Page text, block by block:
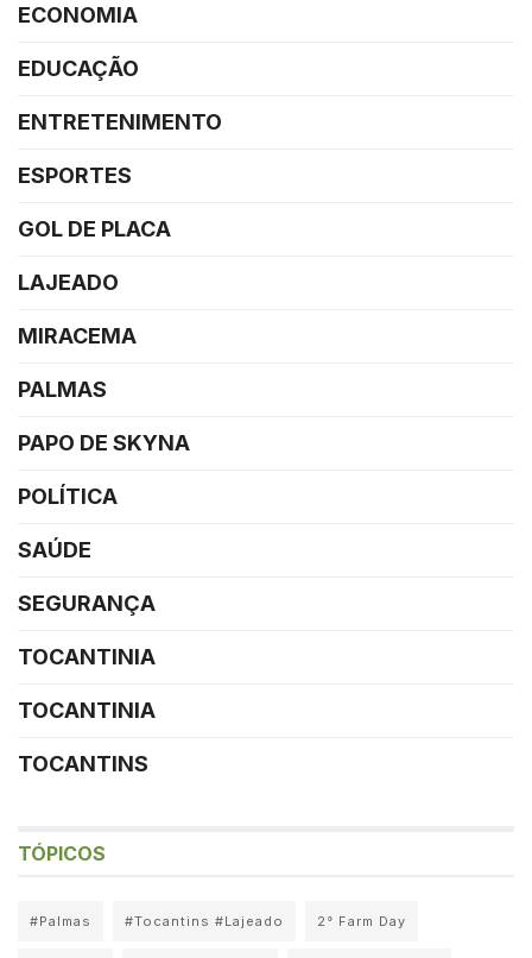
ECONOMIA
EDUCAÇÃO
ENTRETENIMENTO
ESPORTES
GOL DE PLACA
LAJEADO
MIRACEMA
PALMAS
PAPO DE SKYNA
POLÍTICA
SAÚDE
SEGURANÇA
TOCANTINIA
TOCANTINIA
TOCANTINS
TÓPICOS
#Palmas #Tocantins #Lajeado 2° Farm Day